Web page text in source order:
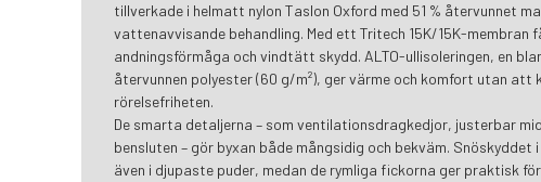
tillverkade i helmatt nylon Taslon Oxford med 51 % återvunnet
vattenavvisande behandling. Med ett Tritech 15K/15K-
andningsförmåga och vindtätt skydd. ALTO-ullisoleringen, en
återvunnen polyester (60 g/m²), ger värme och komfort utan att
rörelsefriheten.
De smarta detaljerna – som ventilationsdragkedjor, justerbar
bensluten – gör byxan både mångsidig och bekväm. Snöskyddet
även i djupaste puder, medan de rymliga fickorna ger praktisk